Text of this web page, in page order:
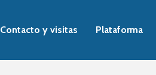
Contacto y visitas Plataforma